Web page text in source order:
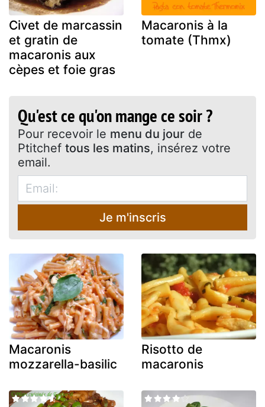
Civet de marcassin
et gratin de
macaronis aux
cèpes et foie gras
Macaronis à la
tomate (Thmx)
Qu'est ce qu'on mange ce soir ?
Pour recevoir le menu du jour de
Ptitchef tous les matins, insérez votre
email.
Je m'inscris
Macaronis
mozzarella-basilic
Risotto de
macaronis